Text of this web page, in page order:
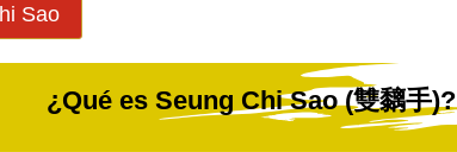
Sao
¿Qué es Seung Chi Sao (雙黐手)?